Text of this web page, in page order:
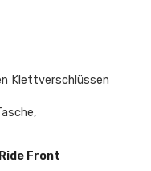
Klettverschlüssen
Front